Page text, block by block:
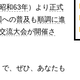
昭和63年）より正式
への普及 も順調に進
流大会が開催さ
で、ぜひ、あなたも